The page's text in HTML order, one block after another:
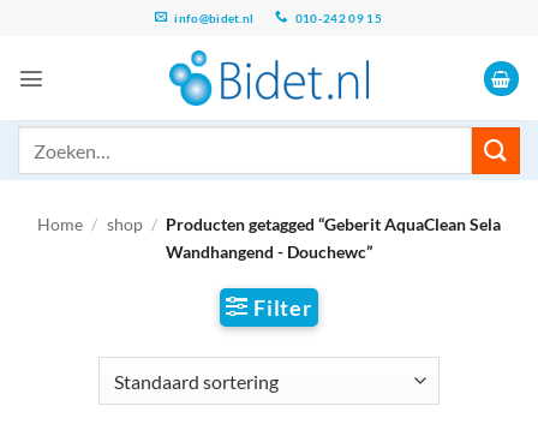
inhoud
info@bidet.nl 010-242 09 15
Home / shop / Producten getagged “Geberit AquaClean Sela
Wandhangend - Douchewc”
Filter